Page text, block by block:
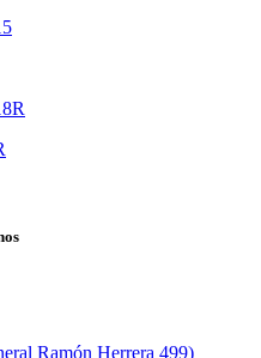
Ramón Herrera 499)